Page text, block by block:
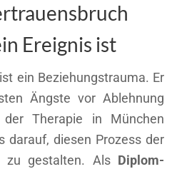
Ereignis ist
ein Beziehungstrauma. Er
Ängste vor Ablehnung
Therapie in München
darauf, diesen Prozess der
zu gestalten. Als Diplom-